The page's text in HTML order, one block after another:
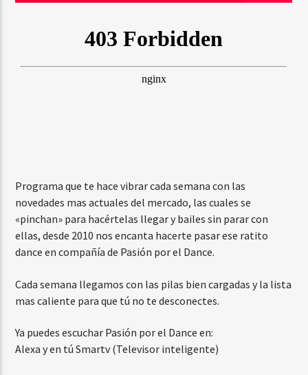
Pasión por el Dance
Programa que te hace vibrar cada semana con las
novedades mas actuales del mercado, las cuales se
«pinchan» para hacértelas llegar y bailes sin parar con
ellas, desde 2010 nos encanta hacerte pasar ese ratito
dance en compañía de Pasión por el Dance.
Cada semana llegamos con las pilas bien cargadas y la lista
mas caliente para que tú no te desconectes.
Ya puedes escuchar Pasión por el Dance en:
Alexa y en tú Smartv (Televisor inteligente)